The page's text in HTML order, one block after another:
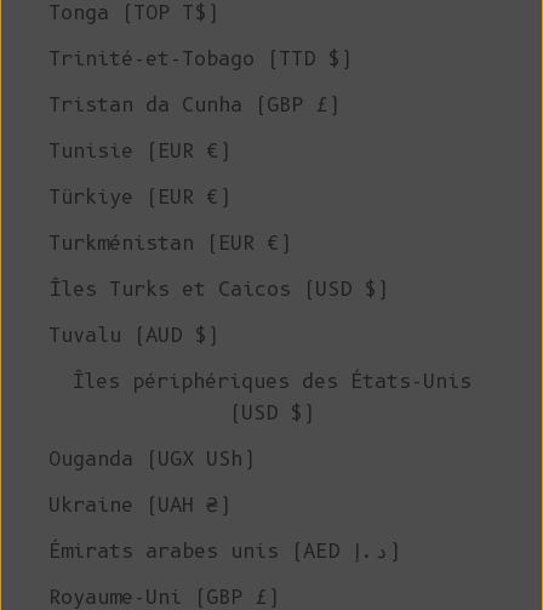
Tonga (TOP T$)
Trinité-et-Tobago (TTD $)
Tristan da Cunha (GBP £)
Tunisie (EUR €)
Türkiye (EUR €)
Turkménistan (EUR €)
Îles Turks et Caicos (USD $)
Tuvalu (AUD $)
Îles périphériques des États-Unis
(USD $)
Ouganda (UGX USh)
Ukraine (UAH ₴)
Émirats arabes unis (AED د.إ)
Royaume-Uni (GBP £)